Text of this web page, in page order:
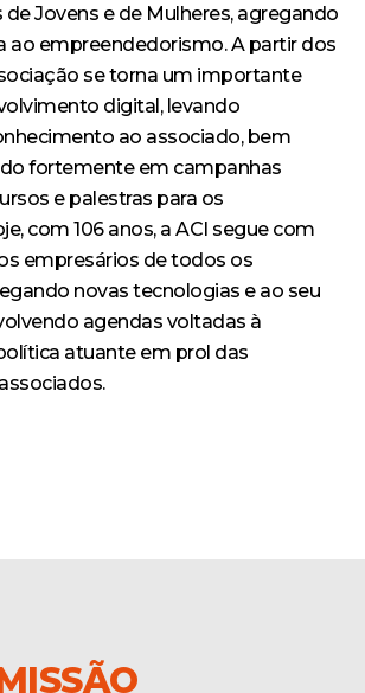
Jovens e de Mulheres, agregando
ao empreendedorismo. A partir dos
se torna um importante
digital, levando
ao associado, bem
fortemente em campanhas
e palestras para os
com 106 anos, a ACI segue com
empresários de todos os
novas tecnologias e ao seu
agendas voltadas à
atuante em prol das